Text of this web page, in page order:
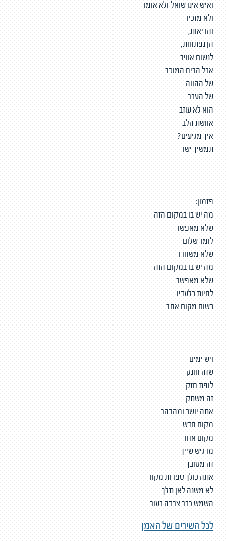
ואיש אינו שואל ולא אומר –
ולא מזכיר
והריאות,
הן נפתחות,
לנשום אוויר
אבל הריח המוכר
של ההווה
של העבר
הוא לא עוזב
אוושת הלב
איך מגיעים?
תמשיך ישר
פזמון:
מה יש בו במקום הזה
שלא מאפשר
לומר שלום
שלא משחרר
מה יש בו במקום הזה
שלא מאפשר
לחיות בלעדיו
בשום מקום אחר
ויש ימים
שזה חונק
לופת חזק
זה משתק
אתה יושב ומהרהר
מקום חדש
מקום אחר
מרגיש שייך
זה מסובך
אתה כולך ספרות מקור
לא משנה לאן תלך
השמש כבר צרבה בעור
לכל השירים של האמן